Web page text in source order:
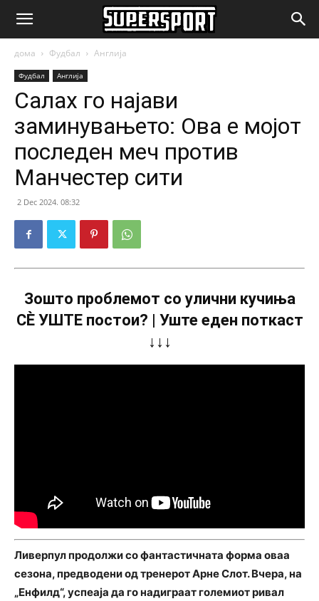
SuperSport.mk
дома Фудбал Англија
Фудбал Англија
Салах го најави
заминувањето: Ова е мојот
последен меч против
Манчестер сити
2 Dec 2024. 08:32
Зошто проблемот со улични кучиња
СÈ УШТЕ постои? | Уште еден поткаст
↓↓↓
Ливерпул продолжи со фантастичната форма оваа
сезона, предводени од тренерот Арне Слот. Вчера, на
„Енфилд“, успеаја да го надиграат големиот ривал